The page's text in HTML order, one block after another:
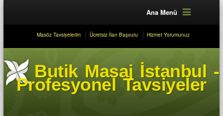
Ana Menü
Masöz Tavsiyelerim Ücretsiz İlan Başvuru Hizmet Yorumunuz
Butik Masaj İstanbul -
Profesyonel Tavsiyeler